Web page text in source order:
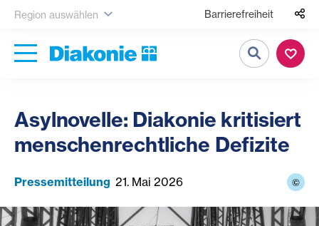
Region auswählen Barrierefreiheit
Suche
Asylnovelle: Diakonie kritisiert
menschenrechtliche Defizite
Pressemitteilung 21. Mai 2026 ©